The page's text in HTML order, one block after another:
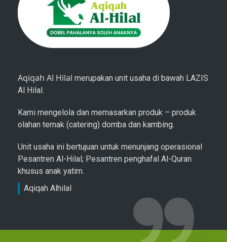
Aqiqah Al Hilal merupakan unit usaha di bawah LAZIS
Al Hilal.
Kami mengelola dan memasarkan produk – produk
olahan ternak (catering) domba dan kambing.
Unit usaha ini bertujuan untuk menunjang operasional
Pesantren Al-Hilal; Pesantren penghafal Al-Quran
khusus anak yatim.
Aqiqah Alhilal